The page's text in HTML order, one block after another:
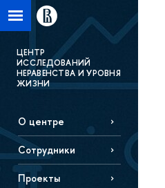
ЦЕНТР
ИССЛЕДОВАНИЙ
НЕРАВЕНСТВА И УРОВНЯ
ЖИЗНИ
О центре
Сотрудники
Проекты